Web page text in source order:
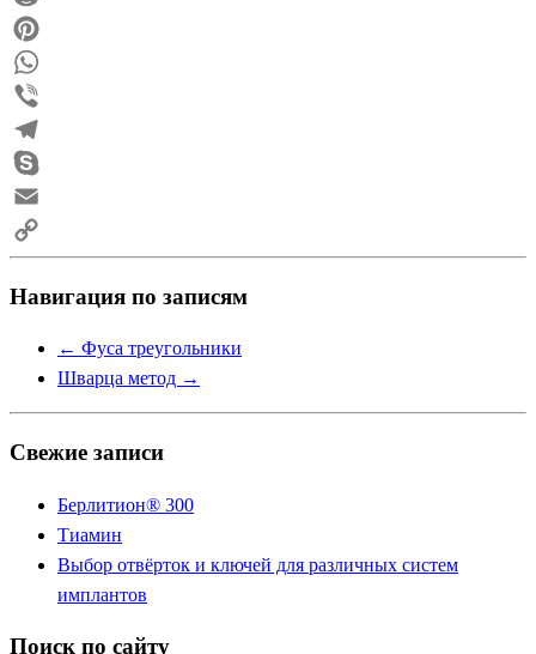
Reddit
Pinterest
WhatsApp
Viber
Telegram
Skype
Email
Copy
Link
Навигация по записям
← Фуса треугольники
Шварца метод →
Свежие записи
Берлитион® 300
Тиамин
Выбор отвёрток и ключей для различных систем
имплантов
Поиск по сайту